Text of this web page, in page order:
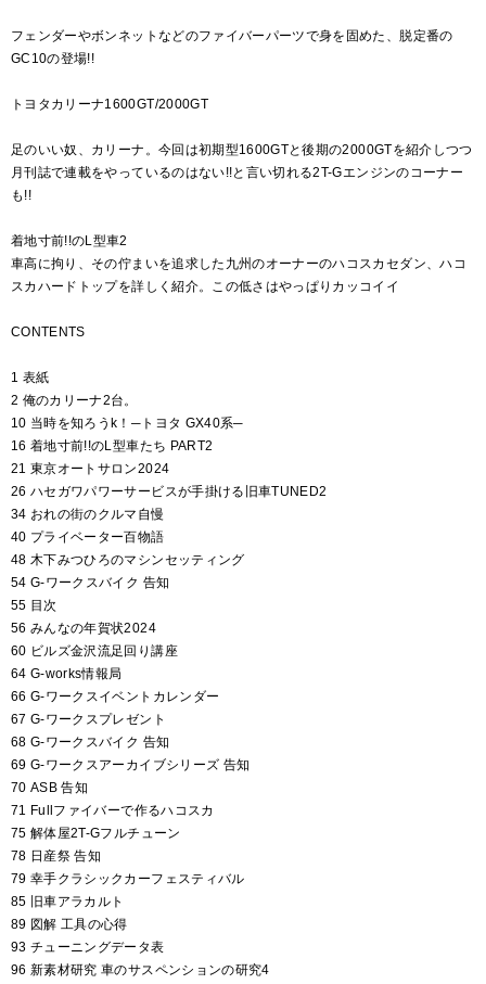
フェンダーやボンネットなどのファイバーパーツで身を固めた、脱定番の
GC10の登場!!
トヨタカリーナ1600GT/2000GT
足のいい奴、カリーナ。今回は初期型1600GTと後期の2000GTを紹介しつつ
月刊誌で連載をやっているのはない!!と言い切れる2T-Gエンジンのコーナー
も!!
着地寸前!!のL型車2
車高に拘り、その佇まいを追求した九州のオーナーのハコスカセダン、ハコ
スカハードトップを詳しく紹介。この低さはやっぱりカッコイイ
CONTENTS
1 表紙
2 俺のカリーナ2台。
10 当時を知ろうk！─トヨタ GX40系─
16 着地寸前!!のL型車たち PART2
21 東京オートサロン2024
26 ハセガワパワーサービスが手掛ける旧車TUNED2
34 おれの街のクルマ自慢
40 プライベーター百物語
48 木下みつひろのマシンセッティング
54 G-ワークスバイク 告知
55 目次
56 みんなの年賀状2024
60 ビルズ金沢流足回り講座
64 G-works情報局
66 G-ワークスイベントカレンダー
67 G-ワークスプレゼント
68 G-ワークスバイク 告知
69 G-ワークスアーカイブシリーズ 告知
70 ASB 告知
71 Fullファイバーで作るハコスカ
75 解体屋2T-Gフルチューン
78 日産祭 告知
79 幸手クラシックカーフェスティバル
85 旧車アラカルト
89 図解 工具の心得
93 チューニングデータ表
96 新素材研究 車のサスペンションの研究4